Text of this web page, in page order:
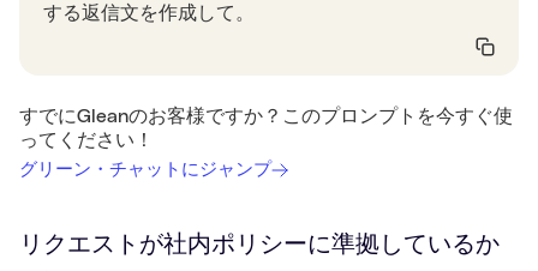
する返信文を作成して。
すでにGleanのお客様ですか？このプロンプトを今すぐ使
ってください！
グリーン・チャットにジャンプ
リクエストが社内ポリシーに準拠しているか